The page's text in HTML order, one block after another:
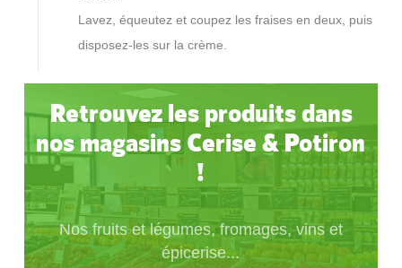
Lavez, équeutez et coupez les fraises en deux, puis
disposez-les sur la crème.
Retrouvez les produits dans
nos magasins Cerise & Potiron
!
Nos fruits et légumes, fromages, vins et
épicerise...